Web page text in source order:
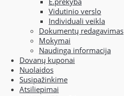
Vidutinio verslo
Individuali veikla
Dokumentų redagavimas
Mokymai
Naudinga informacija
Dovanų kuponai
Nuolaidos
Susipažinkime
Atsiliepimai